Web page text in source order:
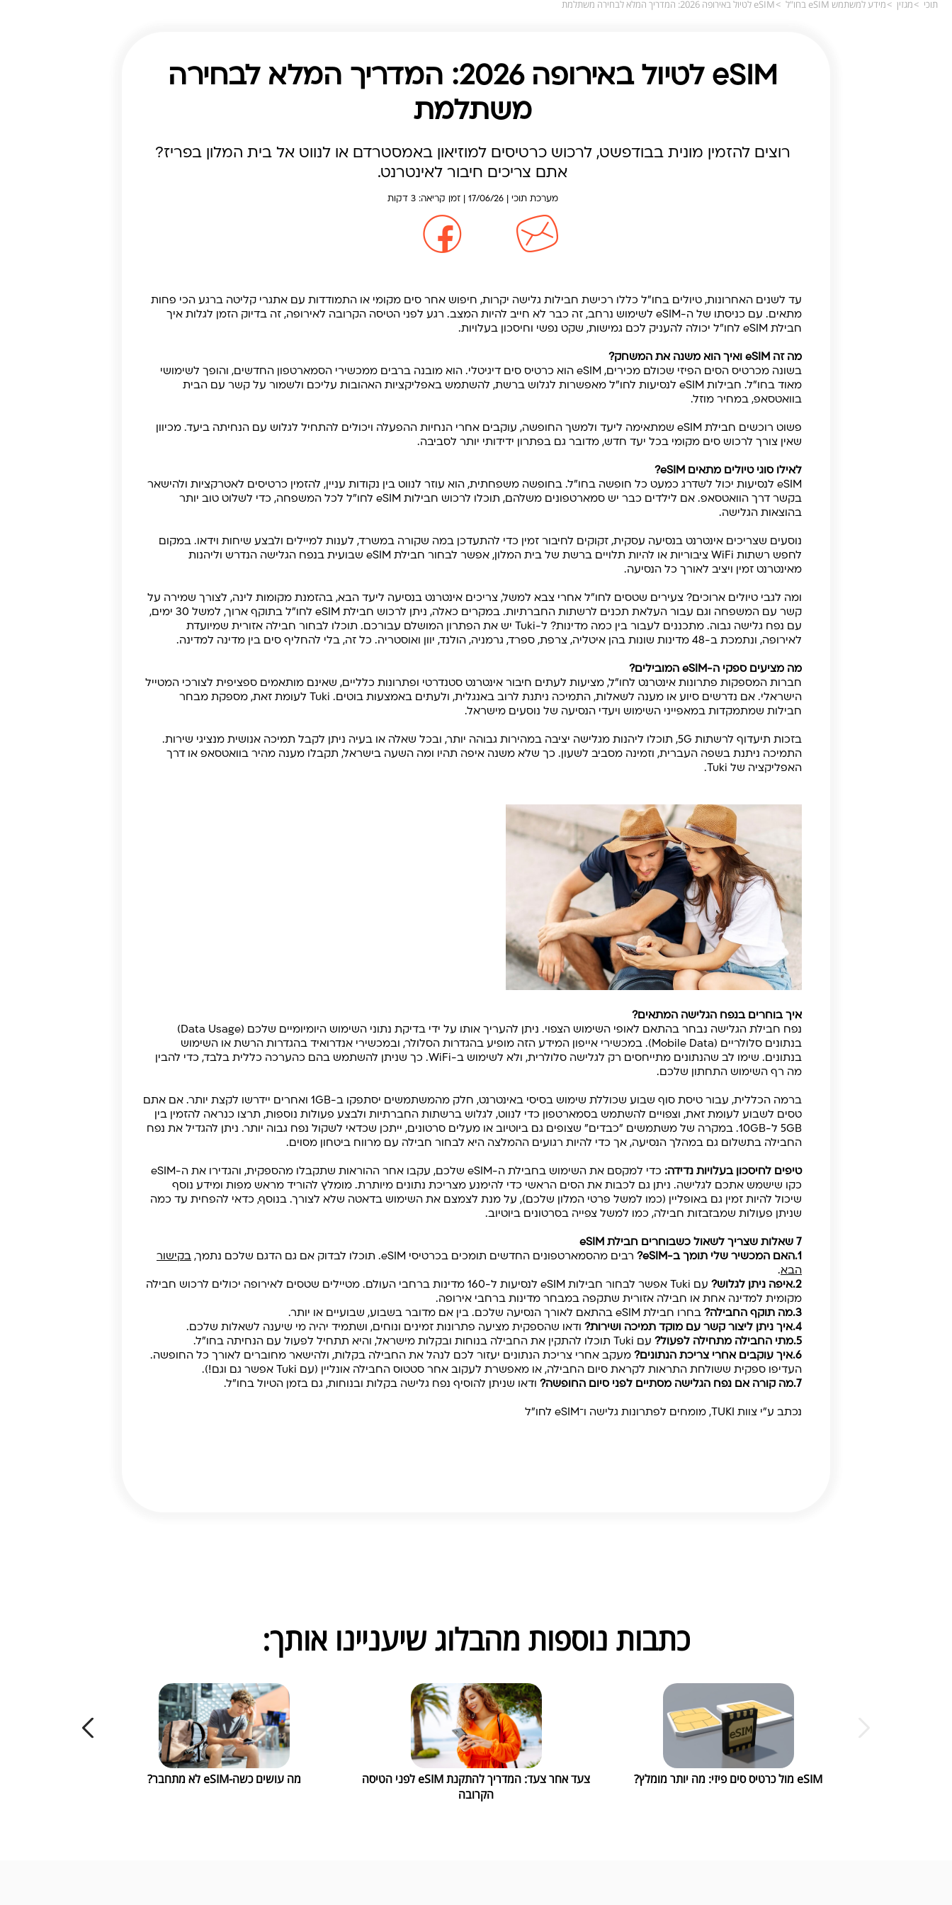
תוכי מגזין מידע למשתמש eSIM בחו"ל eSIM לטיול באירופה 2026: המדריך המלא לבחירה משתלמת
eSIM לטיול באירופה 2026: המדריך המלא לבחירה
משתלמת
רוצים להזמין מונית בבודפשט, לרכוש כרטיסים למוזיאון באמסטרדם או לנווט אל בית המלון בפריז?
אתם צריכים חיבור לאינטרנט.
מערכת תוכי | 17/06/26 | זמן קריאה: 3 דקות
עד לשנים האחרונות, טיולים בחו"ל כללו רכישת חבילות גלישה יקרות, חיפוש אחר סים מקומי או התמודדות עם אתגרי קליטה ברגע הכי פחות
מתאים. עם כניסתו של ה-eSIM לשימוש נרחב, זה כבר לא חייב להיות המצב. רגע לפני הטיסה הקרובה לאירופה, זה בדיוק הזמן לגלות איך
חבילת eSIM לחו"ל יכולה להעניק לכם גמישות, שקט נפשי וחיסכון בעלויות.
מה זה eSIM ואיך הוא משנה את המשחק?
בשונה מכרטיס הסים הפיזי שכולם מכירים, eSIM הוא כרטיס סים דיגיטלי. הוא מובנה ברבים ממכשירי הסמארטפון החדשים, והופך לשימושי
מאוד בחו"ל. חבילות eSIM לנסיעות לחו"ל מאפשרות לגלוש ברשת, להשתמש באפליקציות האהובות עליכם ולשמור על קשר עם הבית
בוואטסאפ, במחיר מוזל.
פשוט רוכשים חבילת eSIM שמתאימה ליעד ולמשך החופשה, עוקבים אחרי הנחיות ההפעלה ויכולים להתחיל לגלוש עם הנחיתה ביעד. מכיוון
שאין צורך לרכוש סים מקומי בכל יעד חדש, מדובר גם בפתרון ידידותי יותר לסביבה.
לאילו סוגי טיולים מתאים eSIM?
eSIM לנסיעות יכול לשדרג כמעט כל חופשה בחו"ל. בחופשה משפחתית, הוא עוזר לנווט בין נקודות עניין, להזמין כרטיסים לאטרקציות ולהישאר
בקשר דרך הוואטסאפ. אם לילדים כבר יש סמארטפונים משלהם, תוכלו לרכוש חבילות eSIM לחו"ל לכל המשפחה, כדי לשלוט טוב יותר
בהוצאות הגלישה.
נוסעים שצריכים אינטרנט בנסיעה עסקית, זקוקים לחיבור זמין כדי להתעדכן במה שקורה במשרד, לענות למיילים ולבצע שיחות וידאו. במקום
לחפש רשתות WiFi ציבוריות או להיות תלויים ברשת של בית המלון, אפשר לבחור חבילת eSIM שבועית בנפח הגלישה הנדרש וליהנות
מאינטרנט זמין ויציב לאורך כל הנסיעה.
ומה לגבי טיולים ארוכים? צעירים שטסים לחו"ל אחרי צבא למשל, צריכים אינטרנט בנסיעה ליעד הבא, בהזמנת מקומות לינה, לצורך שמירה על
קשר עם המשפחה וגם עבור העלאת תכנים לרשתות החברתיות. במקרים כאלה, ניתן לרכוש חבילת eSIM לחו"ל בתוקף ארוך, למשל 30 ימים,
עם נפח גלישה גבוה. מתכננים לעבור בין כמה מדינות? ל-Tuki יש את הפתרון המושלם עבורכם. תוכלו לבחור חבילה אזורית שמיועדת
לאירופה, ונתמכת ב-48 מדינות שונות בהן איטליה, צרפת, ספרד, גרמניה, הולנד, יוון ואוסטריה. כל זה, בלי להחליף סים בין מדינה למדינה.
מה מציעים ספקי ה-eSIM המובילים?
חברות המספקות פתרונות אינטרנט לחו"ל, מציעות לעתים חיבור אינטרנט סטנדרטי ופתרונות כלליים, שאינם מותאמים ספציפית לצורכי המטייל
הישראלי. אם נדרשים סיוע או מענה לשאלות, התמיכה ניתנת לרוב באנגלית, ולעתים באמצעות בוטים. Tuki לעומת זאת, מספקת מבחר
חבילות שמתמקדות במאפייני השימוש ויעדי הנסיעה של נוסעים מישראל.
בזכות תיעדוף לרשתות 5G, תוכלו ליהנות מגלישה יציבה במהירות גבוהה יותר, ובכל שאלה או בעיה ניתן לקבל תמיכה אנושית מנציגי שירות.
התמיכה ניתנת בשפה העברית, וזמינה מסביב לשעון. כך שלא משנה איפה תהיו ומה השעה בישראל, תקבלו מענה מהיר בוואטסאפ או דרך
האפליקציה של Tuki.
איך בוחרים בנפח הגלישה המתאים?
נפח חבילת הגלישה נבחר בהתאם לאופי השימוש הצפוי. ניתן להעריך אותו על ידי בדיקת נתוני השימוש היומיומיים שלכם (Data Usage)
בנתונים סלולריים (Mobile Data). במכשירי אייפון המידע הזה מופיע בהגדרות הסלולר, ובמכשירי אנדרואיד בהגדרות הרשת או השימוש
בנתונים. שימו לב שהנתונים מתייחסים רק לגלישה סלולרית, ולא לשימוש ב-WiFi. כך שניתן להשתמש בהם כהערכה כללית בלבד, כדי להבין
מה רף השימוש התחתון שלכם.
ברמה הכללית, עבור טיסת סוף שבוע שכוללת שימוש בסיסי באינטרנט, חלק מהמשתמשים יסתפקו ב-1GB ואחרים יידרשו לקצת יותר. אם אתם
טסים לשבוע לעומת זאת, וצפויים להשתמש בסמארטפון כדי לנווט, לגלוש ברשתות החברתיות ולבצע פעולות נוספות, תרצו כנראה להזמין בין
5GB ל-10GB. במקרה של משתמשים "כבדים" שצופים גם ביוטיוב או מעלים סרטונים, ייתכן שכדאי לשקול נפח גבוה יותר. ניתן להגדיל את נפח
החבילה בתשלום גם במהלך הנסיעה, אך כדי להיות רגועים ההמלצה היא לבחור חבילה עם מרווח ביטחון מסוים.
טיפים לחיסכון בעלויות נדידה:
כדי למקסם את השימוש בחבילת ה-eSIM שלכם, עקבו אחר ההוראות שתקבלו מהספקית, והגדירו את ה-eSIM
כקו שישמש אתכם לגלישה. ניתן גם לכבות את הסים הראשי כדי להימנע מצריכת נתונים מיותרת. מומלץ להוריד מראש מפות ומידע נוסף
שיכול להיות זמין גם באופליין (כמו למשל פרטי המלון שלכם), על מנת לצמצם את השימוש בדאטה שלא לצורך. בנוסף, כדאי להפחית עד כמה
שניתן פעולות שמבזבזות חבילה, כמו למשל צפייה בסרטונים ביוטיוב.
7 שאלות שצריך לשאול כשבוחרים חבילת eSIM
1. האם המכשיר שלי תומך ב-eSIM? רבים מהסמארטפונים החדשים תומכים בכרטיסי eSIM. תוכלו לבדוק אם גם הדגם שלכם נתמך,
בקישור
הבא.
2. איפה ניתן לגלוש?
עם Tuki אפשר לבחור חבילות eSIM לנסיעות ל-160 מדינות ברחבי העולם. מטיילים שטסים לאירופה יכולים לרכוש חבילה
מקומית למדינה אחת או חבילה אזורית שתקפה במבחר מדינות ברחבי אירופה.
3. מה תוקף החבילה? בחרו חבילת eSIM בהתאם לאורך הנסיעה שלכם. בין אם מדובר בשבוע, שבועיים או יותר.
4. איך ניתן ליצור קשר עם מוקד תמיכה ושירות? ודאו שהספקית מציעה פתרונות זמינים ונוחים, ושתמיד יהיה מי שיענה לשאלות שלכם.
5. מתי החבילה מתחילה לפעול? עם Tuki תוכלו להתקין את החבילה בנוחות ובקלות מישראל, והיא תתחיל לפעול עם הנחיתה בחו"ל.
6. איך עוקבים אחרי צריכת הנתונים? מעקב אחרי צריכת הנתונים יעזור לכם לנהל את החבילה בקלות, ולהישאר מחוברים לאורך כל החופשה.
העדיפו ספקית ששולחת התראות לקראת סיום החבילה, או מאפשרת לעקוב אחר סטטוס החבילה אונליין (עם Tuki אפשר גם וגם!).
7. מה קורה אם נפח הגלישה מסתיים לפני סיום החופשה? ודאו שניתן להוסיף נפח גלישה בקלות ובנוחות, גם בזמן הטיול בחו"ל.
נכתב ע"י צוות TUKI, מומחים לפתרונות גלישה ו־eSIM לחו"ל
כתבות נוספות מהבלוג שיעניינו אותך:
eSIM מול כרטיס סים פיזי: מה יותר מומלץ?
צעד אחר צעד: המדריך להתקנת eSIM לפני הטיסה
הקרובה
מה עושים כשה-eSIM לא מתחבר?